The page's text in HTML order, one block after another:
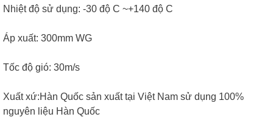
Nhiệt độ sử dụng: -30 độ C ~+140 độ C
Áp xuất: 300mm WG
Tốc độ gió: 30m/s
Xuất xứ:Hàn Quốc sản xuất tại Việt Nam sử dụng 100%
nguyên liệu Hàn Quốc